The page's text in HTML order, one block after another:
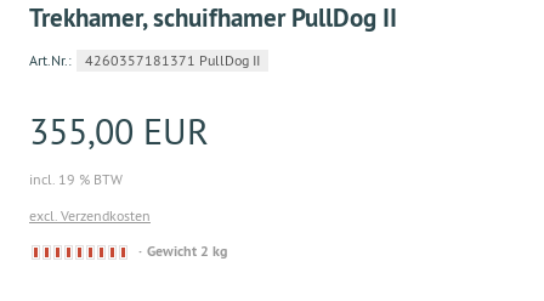
Trekhamer, schuifhamer PullDog II
Art.Nr.: 4260357181371 PullDog II
355,00 EUR
incl. 19 % BTW
excl. Verzendkosten
Derzeit
Gewicht 2 kg